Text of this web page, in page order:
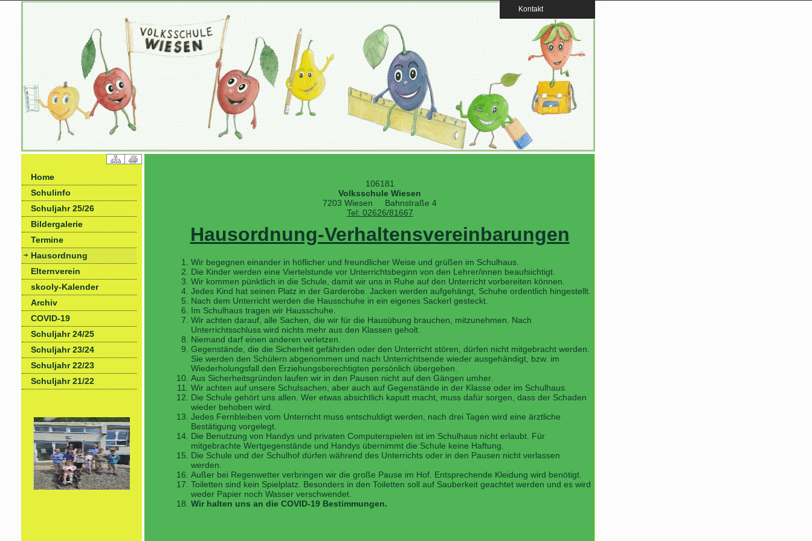
Kontakt
Home
Schulinfo
Schuljahr 25/26
Bildergalerie
Termine
Hausordnung
Elternverein
skooly-Kalender
Archiv
COVID-19
Schuljahr 24/25
Schuljahr 23/24
Schuljahr 22/23
Schuljahr 21/22
106181
Volksschule Wiesen
7203 Wiesen Bahnstraße 4
Tel: 02626/81667
Hausordnung-Verhaltensvereinbarungen
Wir begegnen einander in höflicher und freundlicher Weise und grüßen im Schulhaus.
Die Kinder werden eine Viertelstunde vor Unterrichtsbeginn von den Lehrer/innen beaufsichtigt.
Wir kommen pünktlich in die Schule, damit wir uns in Ruhe auf den Unterricht vorbereiten können.
Jedes Kind hat seinen Platz in der Garderobe. Jacken werden aufgehängt, Schuhe ordentlich hingestellt.
Nach dem Unterricht werden die Hausschuhe in ein eigenes Sackerl gesteckt.
Im Schulhaus tragen wir Hausschuhe.
Wir achten darauf, alle Sachen, die wir für die Hausübung brauchen, mitzunehmen. Nach
Unterrichtsschluss wird nichts mehr aus den Klassen geholt.
Niemand darf einen anderen verletzen.
Gegenstände, die die Sicherheit gefährden oder den Unterricht stören, dürfen nicht mitgebracht werden.
Sie werden den Schülern abgenommen und nach Unterrichtsende wieder ausgehändigt, bzw. im
Wiederholungsfall den Erziehungsberechtigten persönlich übergeben.
Aus Sicherheitsgründen laufen wir in den Pausen nicht auf den Gängen umher.
Wir achten auf unsere Schulsachen, aber auch auf Gegenstände in der Klasse oder im Schulhaus.
Die Schule gehört uns allen. Wer etwas absichtlich kaputt macht, muss dafür sorgen, dass der Schaden
wieder behoben wird.
Jedes Fernbleiben vom Unterricht muss entschuldigt werden, nach drei Tagen wird eine ärztliche
Bestätigung vorgelegt.
Die Benutzung von Handys und privaten Computerspielen ist im Schulhaus nicht erlaubt. Für
mitgebrachte Wertgegenstände und Handys übernimmt die Schule keine Haftung.
Die Schule und der Schulhof dürfen während des Unterrichts oder in den Pausen nicht verlassen
werden.
Außer bei Regenwetter verbringen wir die große Pause im Hof. Entsprechende Kleidung wird benötigt.
Toiletten sind kein Spielplatz. Besonders in den Toiletten soll auf Sauberkeit geachtet werden und es wird
weder Papier noch Wasser verschwendet.
Wir halten uns an die COVID-19 Bestimmungen.